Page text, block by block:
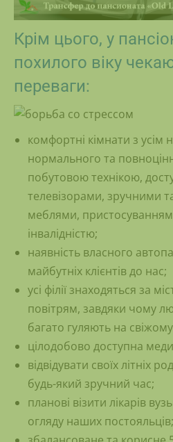
Крім цього, у
похилого віку
переваги:
комфортні кімнати з усім
нормального та
побутовою технікою,
телевізорами, зручними
меблями,
інвалідністю;
наявність власного
майбутніх клієнтів до нас;
усі філії знаходяться за
повітрям, завдяки чому
багато гуляють на свіжому
цілодобово доступна
відвідувати своїх літніх
будь-який зручний час;
планові візити лікарів
огляду наших постояльців;